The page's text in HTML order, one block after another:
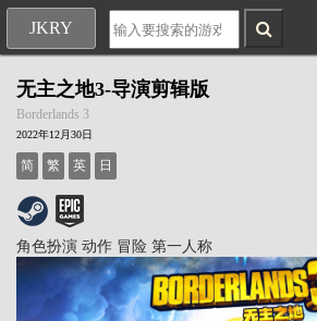
JKRY
无主之地3-导演剪辑版
Borderlands 3
2022年12月30日
简 繁 英 日
角色扮演 动作 冒险 第一人称